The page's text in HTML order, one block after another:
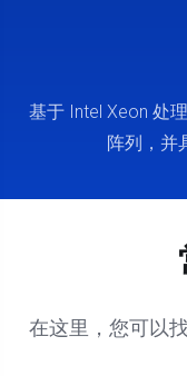
基于 Intel Xeon 处
阵列，并
在这里，您可以